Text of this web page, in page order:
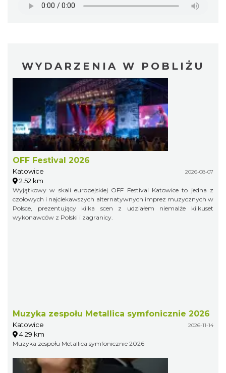
WYDARZENIA W POBLIŻU
OFF Festival 2026
Katowice 2026-08-07
2.52 km
Wyjątkowy w skali europejskiej OFF Festival Katowice to jedna z
czołowych i najciekawszych alternatywnych imprez muzycznych w
Polsce, prezentujący kilka scen z udziałem niemalże kilkuset
wykonawców z Polski i zagranicy.
Muzyka zespołu Metallica symfonicznie 2026
Katowice 2026-11-14
4.29 km
Muzyka zespołu Metallica symfonicznie 2026